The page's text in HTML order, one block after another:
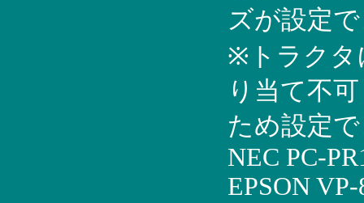
ズが設定
※トラクタ
り当て不
ため設定
NEC PC-
EPSON VP-